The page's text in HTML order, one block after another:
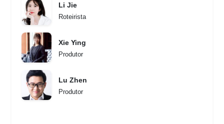
Li Jie
Roteirista
Xie Ying
Produtor
Lu Zhen
Produtor